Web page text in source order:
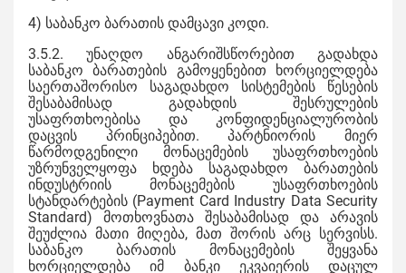
4) საბანკო ბარათის დამცავი კოდი.
3.5.2. უნაღდო ანგარიშსწორებით გადახდა
საბანკო ბარათების გამოყენებით ხორციელდება
საერთაშორისო საგადახდო სისტემების წესების
შესაბამისად გადახდის შესრულების
უსაფრთხოებისა და კონფიდენციალურობის
დაცვის პრინციპებით. პარტნიორის მიერ
წარმოდგენილი მონაცემების უსაფრთხოების
უზრუნველყოფა ხდება საგადახდო ბარათების
ინდუსტრიის მონაცემების უსაფრთხოების
სტანდარტების (Payment Card Industry Data Security
Standard) მოთხოვნათა შესაბამისად და არავის
შეუძლია მათი მიღება, მათ შორის არც სერვისს.
საბანკო ბარათის მონაცემების შეყვანა
ხორციელდება იმ ბანკი ეკვაიერის დაცულ